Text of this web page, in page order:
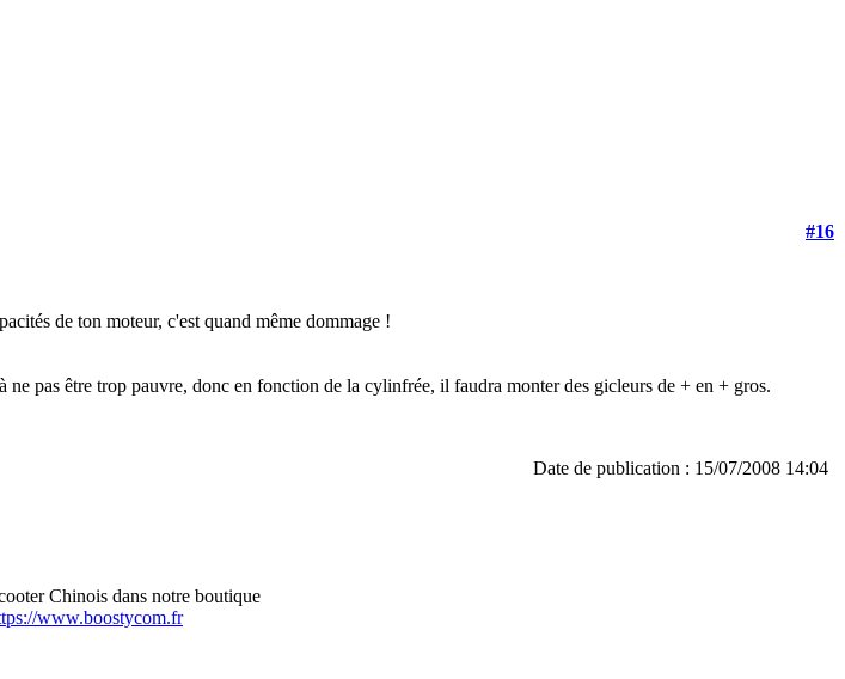
#16
de ton moteur, c'est quand même dommage !
pas être trop pauvre, donc en fonction de la cylinfrée, il faudra monter des gicleurs de + en + gros.
Date de publication : 15/07/2008 14:04
Chinois dans notre boutique
www.boostycom.fr